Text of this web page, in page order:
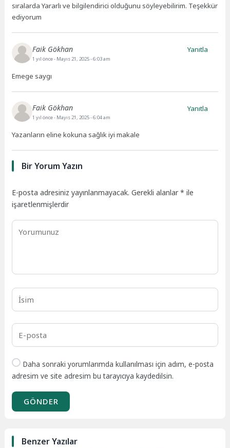
sıralarda Yararlı ve bilgilendirici olduğunu söyleyebilirim. Teşekkür
ediyorum
Faik Gökhan
1 yıl önce- Mayıs 21, 2025 - 6:03 am
Emege saygı
Yanıtla
Faik Gökhan
1 yıl önce- Mayıs 21, 2025 - 6:04 am
Yazanların eline kokuna sağlık iyi makale
Yanıtla
Bir Yorum Yazın
E-posta adresiniz yayınlanmayacak. Gerekli alanlar* ile
işaretlenmişlerdir
Daha sonraki yorumlarımda kullanılması için adım, e-posta
adresim ve site adresim bu tarayıcıya kaydedilsin.
GÖNDER
Benzer Yazılar